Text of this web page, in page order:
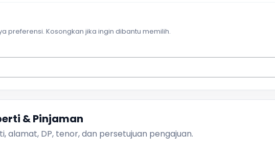
preferensi. Kosongkan jika ingin dibantu memilih.
& Pinjaman
alamat, DP, tenor, dan persetujuan pengajuan.